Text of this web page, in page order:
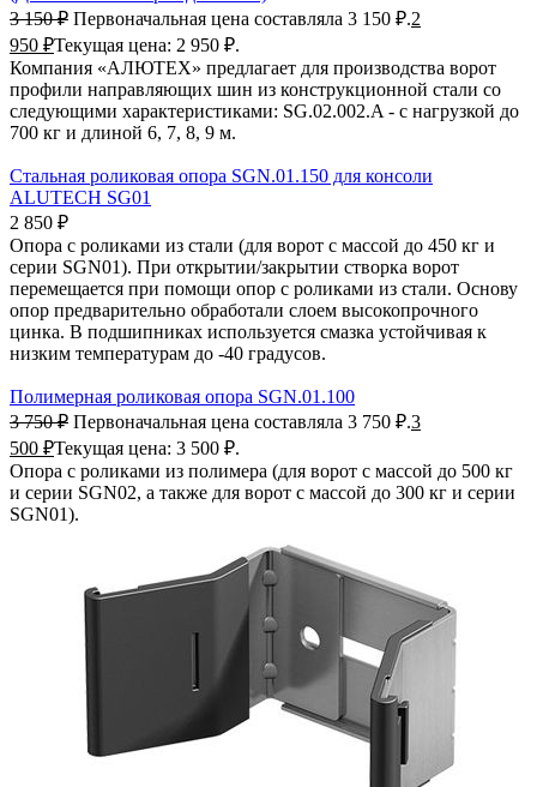
3 150₽ Первоначальная цена составляла 3 150 ₽.2
950 ₽Текущая цена: 2 950 ₽.
Компания «АЛЮТЕХ» предлагает для производства ворот
профили направляющих шин из конструкционной стали со
следующими характеристиками: SG.02.002.A - с нагрузкой до
700 кг и длиной 6, 7, 8, 9 м.
Стальная роликовая опора SGN.01.150 для консоли
ALUTECH SG01
2 850 ₽
Опора с роликами из стали (для ворот с массой до 450 кг и
серии SGN01). При открытии/закрытии створка ворот
перемещается при помощи опор с роликами из стали. Основу
опор предварительно обработали слоем высокопрочного
цинка. В подшипниках используется смазка устойчивая к
низким температурам до -40 градусов.
Полимерная роликовая опора SGN.01.100
3 750₽ Первоначальная цена составляла 3 750 ₽.3
500 ₽Текущая цена: 3 500 ₽.
Опора с роликами из полимера (для ворот с массой до 500 кг
и серии SGN02, а также для ворот с массой до 300 кг и серии
SGN01).